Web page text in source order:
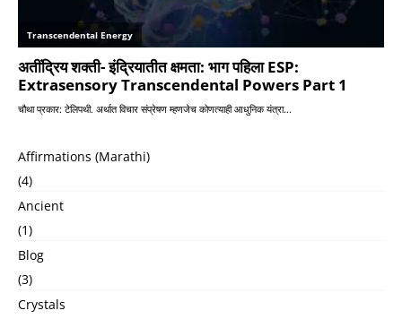
Affirmations (Marathi)
(4)
Ancient
(1)
Blog
(3)
Crystals